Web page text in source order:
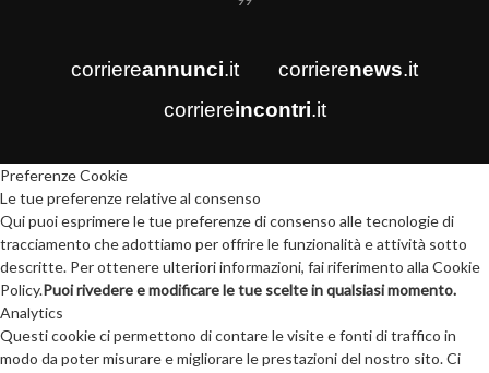
corriereannunci.it corrierenews.it
corriereincontri.it
Preferenze Cookie
Le tue preferenze relative al consenso
Qui puoi esprimere le tue preferenze di consenso alle tecnologie di
tracciamento che adottiamo per offrire le funzionalità e attività sotto
descritte. Per ottenere ulteriori informazioni, fai riferimento alla Cookie
Policy.Puoi rivedere e modificare le tue scelte in qualsiasi momento.
Analytics
Questi cookie ci permettono di contare le visite e fonti di traffico in
modo da poter misurare e migliorare le prestazioni del nostro sito. Ci